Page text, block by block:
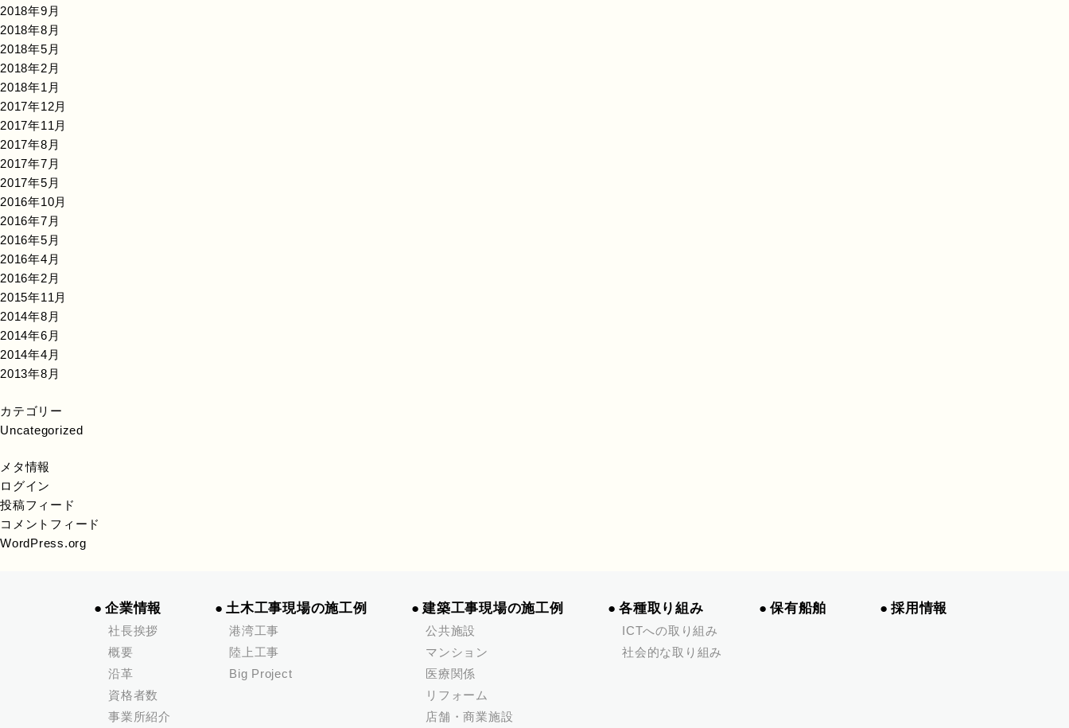
2018年9月
2018年8月
2018年5月
2018年2月
2018年1月
2017年12月
2017年11月
2017年8月
2017年7月
2017年5月
2016年10月
2016年7月
2016年5月
2016年4月
2016年2月
2015年11月
2014年8月
2014年6月
2014年4月
2013年8月
カテゴリー
Uncategorized
メタ情報
ログイン
投稿フィード
コメントフィード
WordPress.org
企業情報
社長挨拶
概要
沿革
資格者数
事業所紹介
土木工事現場の施工例
港湾工事
陸上工事
Big Project
建築工事現場の施工例
公共施設
マンション
医療関係
リフォーム
店舗・商業施設
各種取り組み
ICTへの取り組み
社会的な取り組み
保有船舶 採用情報